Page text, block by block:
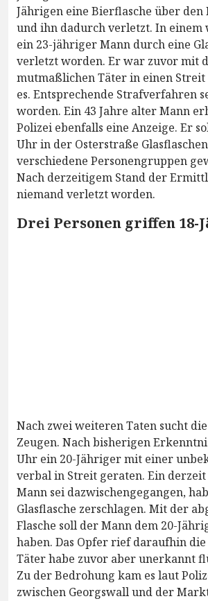
Jährigen eine Bierflasche über den
und ihn dadurch verletzt. In einem
ein 23-jähriger Mann durch eine
verletzt worden. Er war zuvor mit
mutmaßlichen Täter in einen
es. Entsprechende Strafverfahren
worden. Ein 43 Jahre alter Mann
Polizei ebenfalls eine Anzeige. Er
Uhr in der Osterstraße
verschiedene Personengruppen
Nach derzeitigem Stand der
niemand verletzt worden.
Drei Personen griffen 18-
Nach zwei weiteren Taten sucht
Zeugen. Nach bisherigen
Uhr ein 20-Jähriger mit einer
verbal in Streit geraten. Ein
Mann sei dazwischengegangen,
Glasflasche zerschlagen. Mit der
Flasche soll der Mann dem 20-
haben. Das Opfer rief daraufhin
Täter habe zuvor aber unerkannt
Zu der Bedrohung kam es laut
zwischen Georgswall und der